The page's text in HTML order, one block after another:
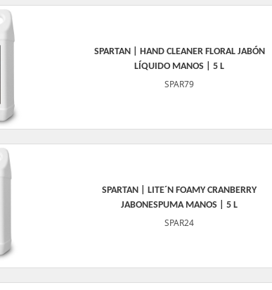
SPARTAN | HAND CLEANER FLORAL JABÓN
LÍQUIDO MANOS | 5 L
SPAR79
SPARTAN | LITE´N FOAMY CRANBERRY
JABONESPUMA MANOS | 5 L
SPAR24